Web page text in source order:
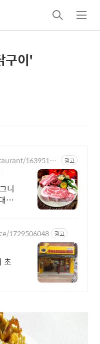
검
색
메
뉴
구이'
16395160 광고
니
접
1729506048 광고
초